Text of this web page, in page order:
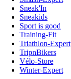
Sneak'In
Sneakids
Sport is good
Training-Fit
Triathlon-Expert
TripnBikers
Vélo-Store
Winter-Expert